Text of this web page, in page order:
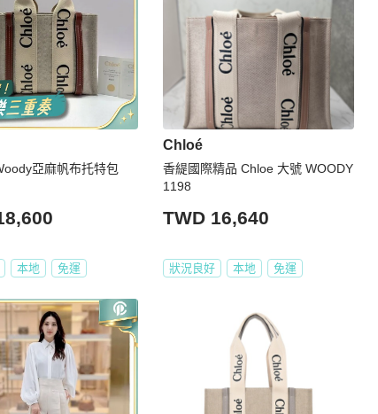
亞麻帆布托特包
本地 免運
Chloé
香緹國際精品 Chloe 大號 WOODY
1198
TWD 16,640
狀況良好 本地 免運